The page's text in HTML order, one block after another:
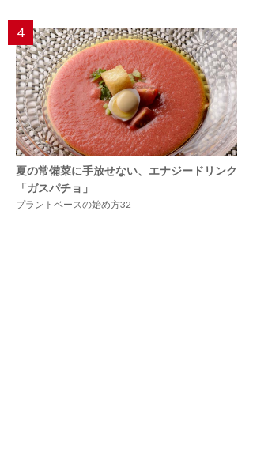
4
夏の常備菜に手放せない、エナジードリンク
「ガスパチョ」
プラントベースの始め方32